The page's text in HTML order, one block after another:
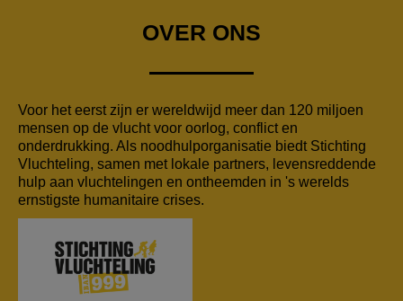
OVER ONS
Voor het eerst zijn er wereldwijd meer dan 120 miljoen
mensen op de vlucht voor oorlog, conflict en
onderdrukking. Als noodhulporganisatie biedt Stichting
Vluchteling, samen met lokale partners, levensreddende
hulp aan vluchtelingen en ontheemden in 's werelds
ernstigste humanitaire crises.